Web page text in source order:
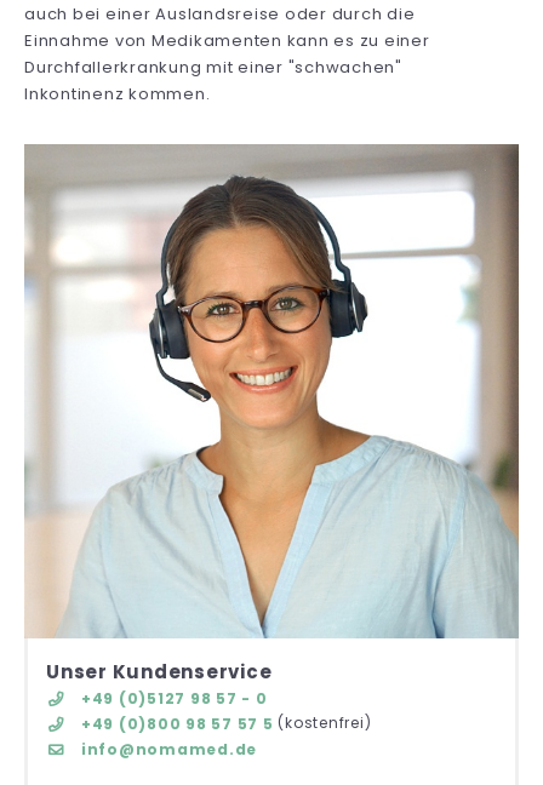
auch bei einer Auslandsreise oder durch die
Einnahme von Medikamenten kann es zu einer
Durchfallerkrankung mit einer "schwachen"
Inkontinenz kommen.
Unser Kundenservice
+49 (0)5127 98 57 - 0
+49 (0)800 98 57 57 5 (kostenfrei)
info@nomamed.de